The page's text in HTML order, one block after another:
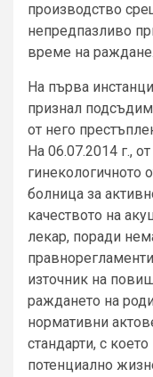
производство
непредпазливо
време на раждане.
На първа
признал
от него
На 06.07.2014 г.,
гинекологичното
болница за
качеството на
лекар, поради
източник на
раждането на
нормативни
стандарти, с
потенциално